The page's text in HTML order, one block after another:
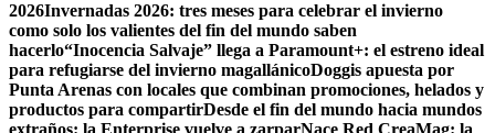
2026Invernadas 2026: tres meses para celebrar el invierno
como solo los valientes del fin del mundo saben
hacerlo“Inocencia Salvaje” llega a Paramount+: el estreno ideal
para refugiarse del invierno magallánicoDoggis apuesta por
Punta Arenas con locales que combinan promociones, helados y
productos para compartirDesde el fin del mundo hacia mundos
extraños: la Enterprise vuelve a zarparNace Red CreaMag: la